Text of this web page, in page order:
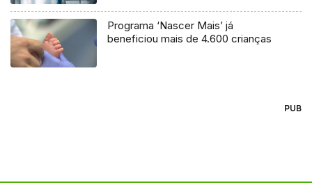
Programa ‘Nascer Mais’ já
beneficiou mais de 4.600 crianças
PUB